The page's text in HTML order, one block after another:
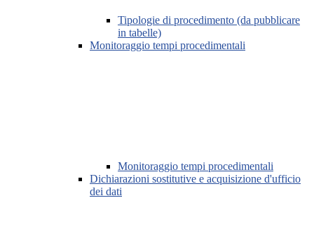
Tipologie di procedimento (da pubblicare
in tabelle)
Monitoraggio tempi procedimentali
Monitoraggio tempi procedimentali
Dichiarazioni sostitutive e acquisizione d'ufficio
dei dati